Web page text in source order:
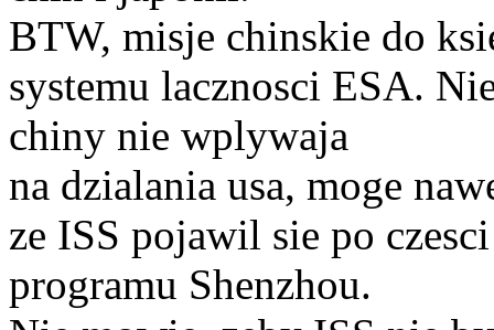
BTW, misje chinskie do
systemu lacznosci ESA.
chiny nie wplywaja
na dzialania usa, moge
ze ISS pojawil sie po
programu Shenzhou.